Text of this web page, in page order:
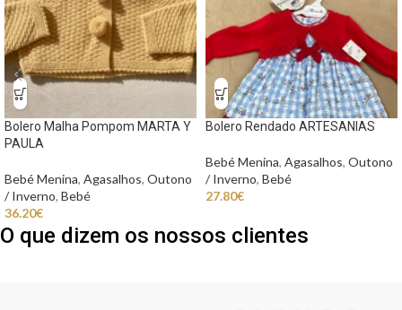
Bolero Malha Pompom MARTA Y
PAULA
Bebé Menina, Agasalhos, Outono
/ Inverno, Bebé
36.20€
Bolero Rendado ARTESANIAS
Bebé Menina, Agasalhos, Outono
/ Inverno, Bebé
27.80€
O que dizem os nossos clientes